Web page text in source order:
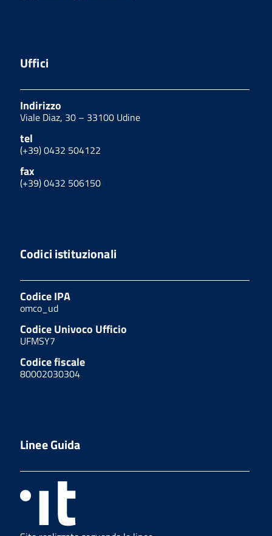
Uffici
Indirizzo
Viale Diaz, 30 – 33100 Udine
tel
(+39) 0432 504122
fax
(+39) 0432 506150
Codici istituzionali
Codice IPA
omco_ud
Codice Univoco Ufficio
UFMSY7
Codice fiscale
80002030304
Linee Guida